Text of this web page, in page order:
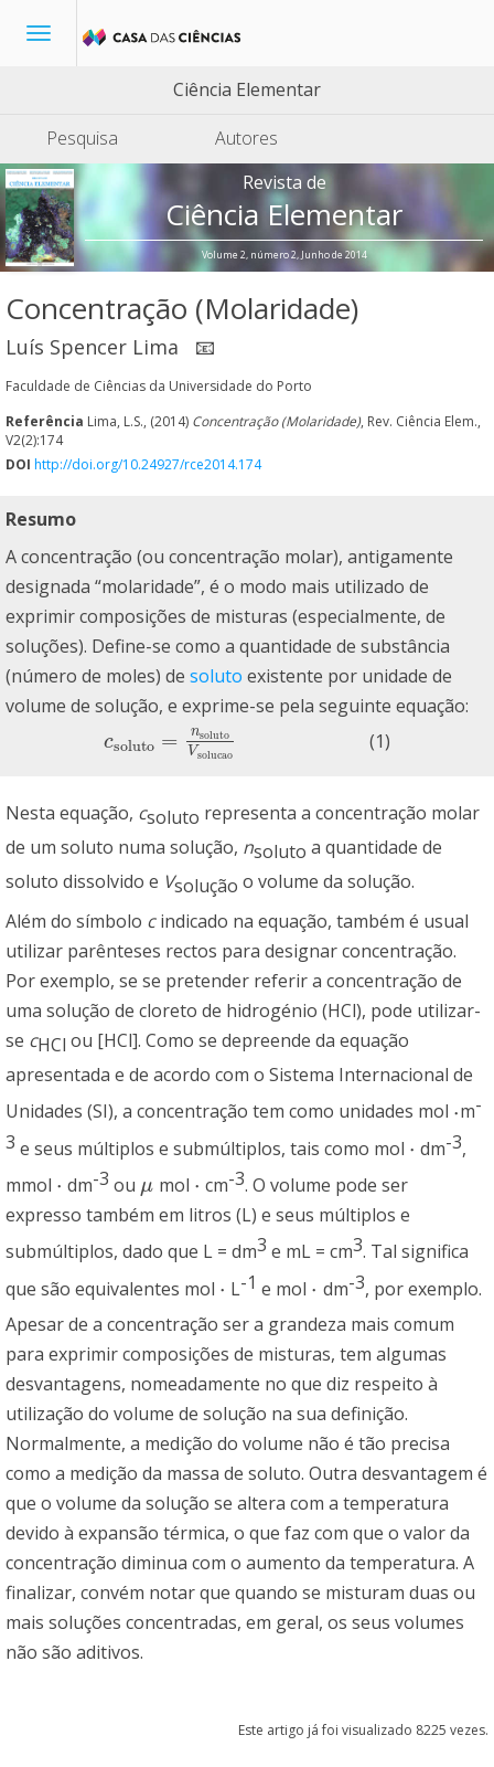
Toggle
Ciência Elementar
Pesquisa
Autores
Revista de
Ciência Elementar
Volume 2, número 2, Junho de 2014
Concentração (Molaridade)
Luís Spencer Lima 📧
Faculdade de Ciências da Universidade do Porto
Referência Lima, L.S., (2014) Concentração (Molaridade), Rev. Ciência Elem.,
V2(2):174
DOI http://doi.org/10.24927/rce2014.174
Resumo
A concentração (ou concentração molar), antigamente
designada “molaridade”, é o modo mais utilizado de
exprimir composições de misturas (especialmente, de
soluções). Define-se como a quantidade de substância
(número de moles) de soluto existente por unidade de
volume de solução, e exprime-se pela seguinte equação:
csoluto = nsoluto
Vsolucao
csoluto=n soluto (1)
Nesta equação, csoluto representa a concentração molar
de um soluto numa solução, nsoluto a quantidade de
soluto dissolvido e Vsolução o volume da solução.
Além do símbolo cindicado na equação, também é usual
utilizar parênteses rectos para designar concentração.
Por exemplo, se se pretender referir a concentração de
uma solução de cloreto de hidrogénio (HCl), pode utilizar-
se cHCl ou [HCl]. Como se depreende da equação
apresentada e de acordo com o Sistema Internacional de
Unidades (SI), a concentração tem como unidades mol ⋅⋅m-
3 e seus múltiplos e submúltiplos, tais como mol ⋅⋅ dm-3,
mmol ⋅⋅ dm-3 ou μ
μ mol ⋅⋅ cm-3. O volume pode ser
expresso também em litros (L) e seus múltiplos e
submúltiplos, dado que L = dm3 e mL = cm3. Tal significa
que são equivalentes mol ⋅⋅ L-1 e mol ⋅⋅ dm-3, por exemplo.
Apesar de a concentração ser a grandeza mais comum
para exprimir composições de misturas, tem algumas
desvantagens, nomeadamente no que diz respeito à
utilização do volume de solução na sua definição.
Normalmente, a medição do volume não é tão precisa
como a medição da massa de soluto. Outra desvantagem é
que o volume da solução se altera com a temperatura
devido à expansão térmica, o que faz com que o valor da
concentração diminua com o aumento da temperatura. A
finalizar, convém notar que quando se misturam duas ou
mais soluções concentradas, em geral, os seus volumes
não são aditivos.
Este artigo já foi visualizado 8225 vezes.